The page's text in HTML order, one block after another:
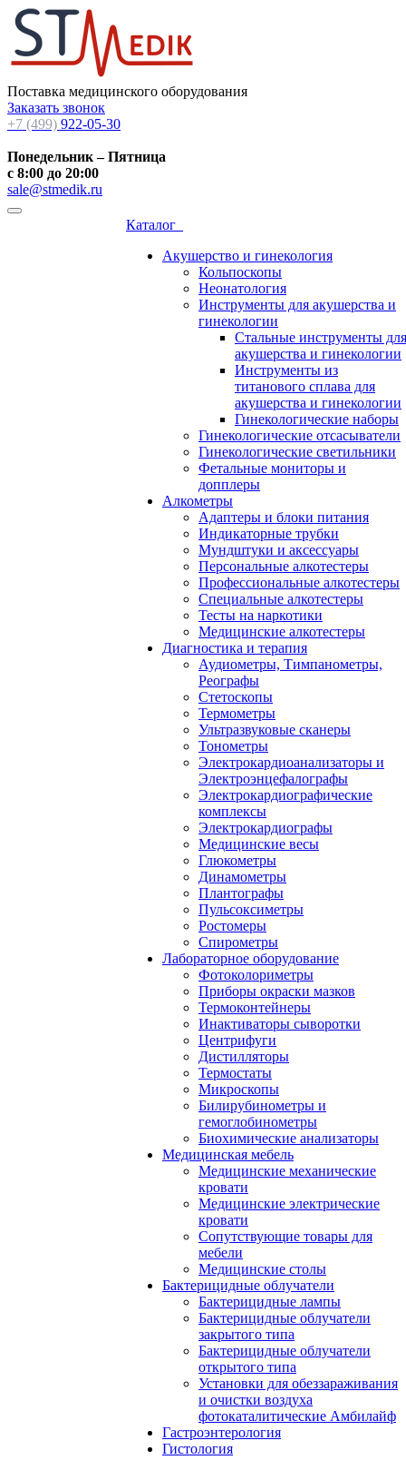
Поставка медицинского оборудования
Заказать звонок
+7 (499) 922-05-30
Понедельник – Пятница
с 8:00 до 20:00
sale@stmedik.ru
Каталог
Акушерство и гинекология
Кольпоскопы
Неонатология
Инструменты для акушерства и
гинекологии
Стальные инструменты для
акушерства и гинекологии
Инструменты из
титанового сплава для
акушерства и гинекологии
Гинекологические наборы
Гинекологические отсасыватели
Гинекологические светильники
Фетальные мониторы и
допплеры
Алкометры
Адаптеры и блоки питания
Индикаторные трубки
Мундштуки и аксессуары
Персональные алкотестеры
Профессиональные алкотестеры
Специальные алкотестеры
Тесты на наркотики
Медицинские алкотестеры
Диагностика и терапия
Аудиометры, Тимпанометры,
Реографы
Стетоскопы
Термометры
Ультразвуковые сканеры
Тонометры
Электрокардиоанализаторы и
Электроэнцефалографы
Электрокардиографические
комплексы
Электрокардиографы
Медицинские весы
Глюкометры
Динамометры
Плантографы
Пульсоксиметры
Ростомеры
Спирометры
Лабораторное оборудование
Фотоколориметры
Приборы окраски мазков
Термоконтейнеры
Инактиваторы сыворотки
Центрифуги
Дистилляторы
Термостаты
Микроскопы
Билирубинометры и
гемоглобинометры
Биохимические анализаторы
Медицинская мебель
Медицинские механические
кровати
Медицинские электрические
кровати
Сопутствующие товары для
мебели
Медицинские столы
Бактерицидные облучатели
Бактерицидные лампы
Бактерицидные облучатели
закрытого типа
Бактерицидные облучатели
открытого типа
Установки для обеззараживания
и очистки воздуха
фотокаталитические Амбилайф
Гастроэнтерология
Гистология